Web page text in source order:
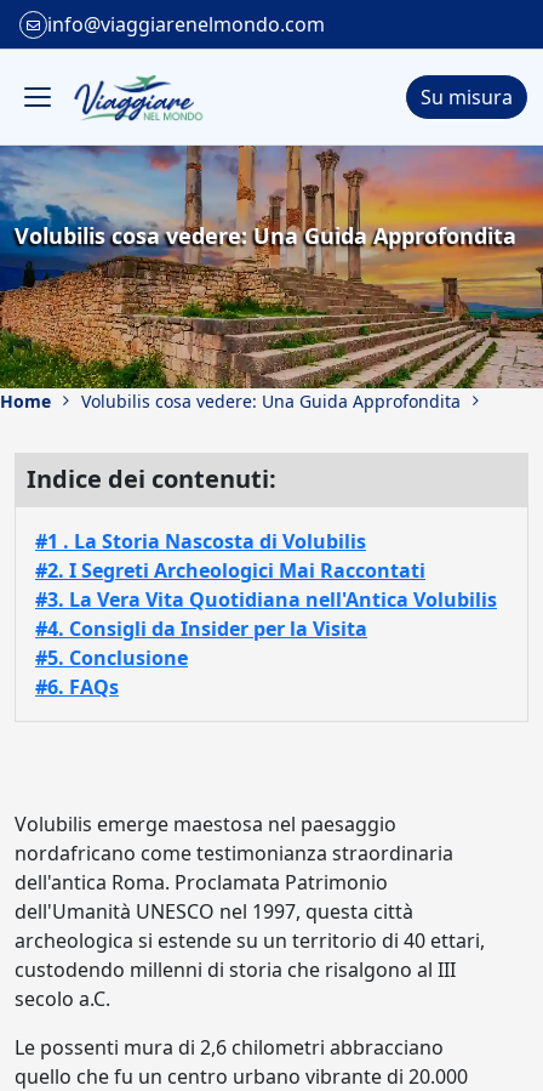
info@viaggiarenelmondo.com
Su misura
Volubilis cosa vedere: Una Guida Approfondita
Home Volubilis cosa vedere: Una Guida Approfondita
Indice dei contenuti:
#1 . La Storia Nascosta di Volubilis
#2. I Segreti Archeologici Mai Raccontati
#3. La Vera Vita Quotidiana nell'Antica Volubilis
#4. Consigli da Insider per la Visita
#5. Conclusione
#6. FAQs
Volubilis emerge maestosa nel paesaggio
nordafricano come testimonianza straordinaria
dell'antica Roma. Proclamata Patrimonio
dell'Umanità UNESCO nel 1997, questa città
archeologica si estende su un territorio di 40 ettari,
custodendo millenni di storia che risalgono al III
secolo a.C.
Le possenti mura di 2,6 chilometri abbracciano
quello che fu un centro urbano vibrante di 20.000